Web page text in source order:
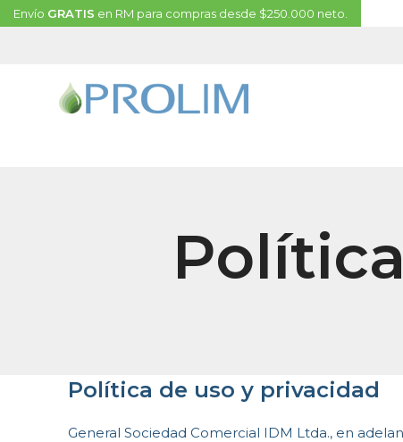
Política de uso y privacidad
General Sociedad Comercial IDM Ltda., en
Envío GRATIS en RM para compras desde $250.000 neto.